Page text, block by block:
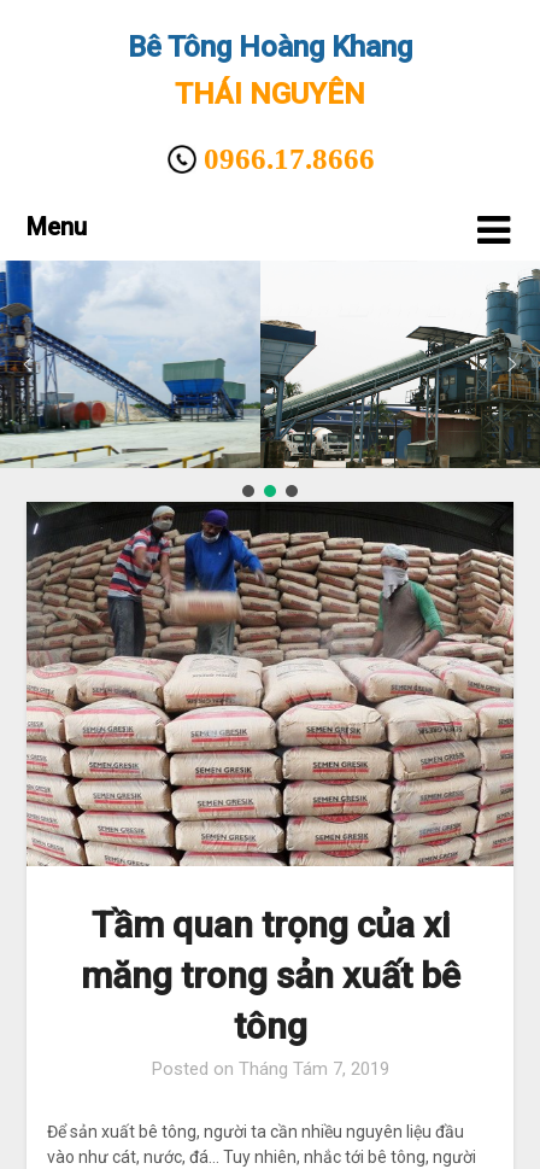
Bê Tông Hoàng Khang
THÁI NGUYÊN
0966.17.8666
Menu
Tầm quan trọng của xi
măng trong sản xuất bê
tông
Posted on Tháng Tám 7, 2019
Để sản xuất bê tông, người ta cần nhiều nguyên liệu đầu
vào như cát, nước, đá… Tuy nhiên, nhắc tới bê tông, người